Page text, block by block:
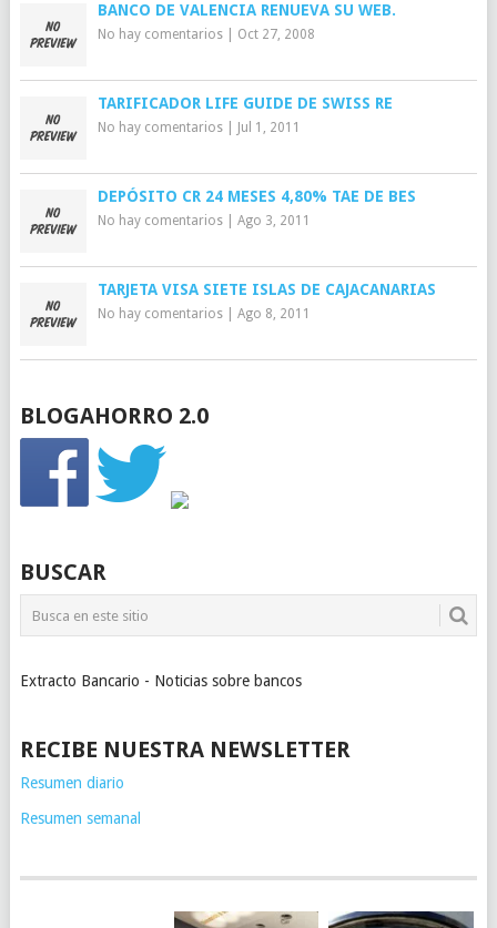
BANCO DE VALENCIA RENUEVA SU WEB.
No hay comentarios| Oct 27, 2008
TARIFICADOR LIFE GUIDE DE SWISS RE
No hay comentarios| Jul 1, 2011
DEPÓSITO CR 24 MESES 4,80% TAE DE BES
No hay comentarios| Ago 3, 2011
TARJETA VISA SIETE ISLAS DE CAJACANARIAS
No hay comentarios| Ago 8, 2011
BLOGAHORRO 2.0
BUSCAR
Extracto Bancario - Noticias sobre bancos
RECIBE NUESTRA NEWSLETTER
Resumen diario
Resumen semanal